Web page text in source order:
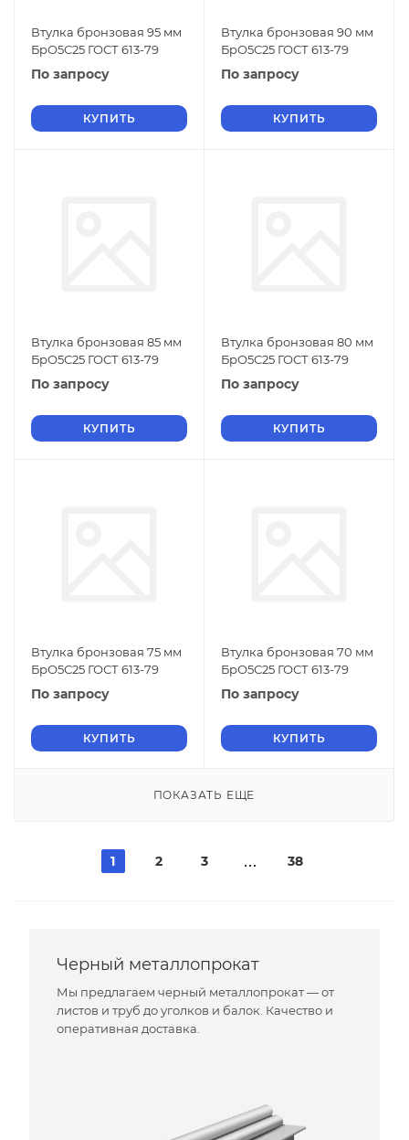
Втулка бронзовая 95 мм
БрО5С25 ГОСТ 613-79
По запросу
КУПИТЬ
Втулка бронзовая 90 мм
БрО5С25 ГОСТ 613-79
По запросу
КУПИТЬ
Втулка бронзовая 85 мм
БрО5С25 ГОСТ 613-79
По запросу
КУПИТЬ
Втулка бронзовая 80 мм
БрО5С25 ГОСТ 613-79
По запросу
КУПИТЬ
Втулка бронзовая 75 мм
БрО5С25 ГОСТ 613-79
По запросу
КУПИТЬ
Втулка бронзовая 70 мм
БрО5С25 ГОСТ 613-79
По запросу
КУПИТЬ
ПОКАЗАТЬ ЕЩЕ
1 2 3 38
Черный металлопрокат
Мы предлагаем черный металлопрокат — от
листов и труб до уголков и балок. Качество и
оперативная доставка.